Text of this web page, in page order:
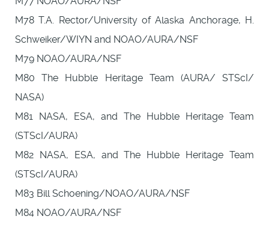
M78 T.A. Rector/University of Alaska Anchorage, H.
Schweiker/WIYN and NOAO/AURA/NSF
M79 NOAO/AURA/NSF
M80 The Hubble Heritage Team (AURA/ STScI/
NASA)
M81 NASA, ESA, and The Hubble Heritage Team
(STScI/AURA)
M82 NASA, ESA, and The Hubble Heritage Team
(STScI/AURA)
M83 Bill Schoening/NOAO/AURA/NSF
M84 NOAO/AURA/NSF